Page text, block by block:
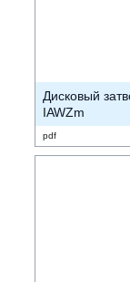
Дисковый
IAWZm
pdf